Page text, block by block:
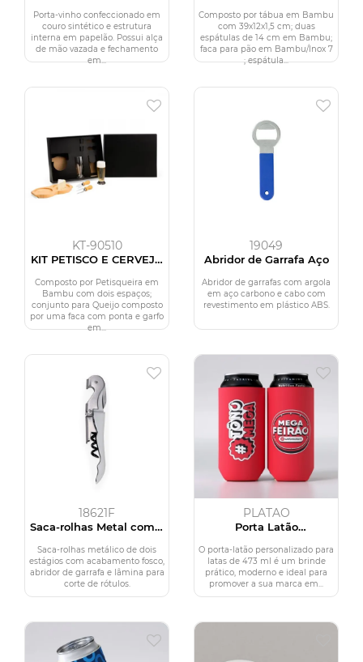
Porta-vinho confeccionado em
couro sintético e estrutura
interna em papelão. Possui alça
de mão vazada e fechamento
em...
Composto por tábua em Bambu
com 39x12x1,5 cm; duas
espátulas de 14 cm em Bambu;
faca para pão em Bambu/Inox 7
; espátula...
KT-90510
KIT PETISCO E CERVEJA
Composto por Petisqueira em
Bambu com dois espaços;
conjunto para Queijo composto
por uma faca com ponta e garfo
em...
19049
Abridor de Garrafa Aço
Abridor de garrafas com argola
em aço carbono e cabo com
revestimento em plástico ABS.
18621F
Saca-rolhas Metal com 2
Saca-rolhas metálico de dois
estágios com acabamento fosco,
abridor de garrafa e lâmina para
corte de rótulos.
PLATAO
Porta Latão
O porta-latão personalizado para
latas de 473 ml é um brinde
prático, moderno e ideal para
promover a sua marca em...